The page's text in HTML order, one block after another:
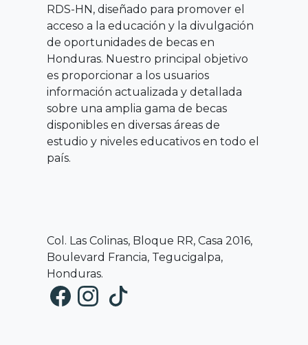
RDS-HN, diseñado para promover el
acceso a la educación y la divulgación
de oportunidades de becas en
Honduras. Nuestro principal objetivo
es proporcionar a los usuarios
información actualizada y detallada
sobre una amplia gama de becas
disponibles en diversas áreas de
estudio y niveles educativos en todo el
país.
Col. Las Colinas, Bloque RR, Casa 2016,
Boulevard Francia, Tegucigalpa,
Honduras.